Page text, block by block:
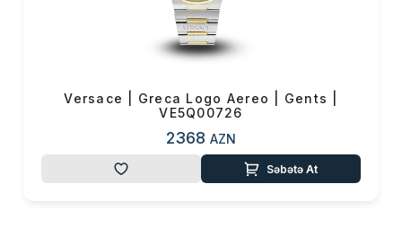
Versace | Greca Logo Aereo | Gents |
VE5Q00726
2368 AZN
Səbətə At